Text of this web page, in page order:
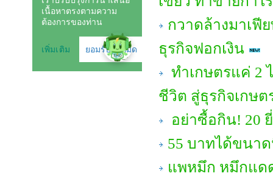
กวาดล้างมาเฟี
ธุรกิจฟอกเงิน
ทำเกษตรแค่ 2
ชีวิต สู่ธุรกิจเกษต
อย่าซื้อกิน! 20
55 บาทได้ขนา
แพหมึก หมึกแด